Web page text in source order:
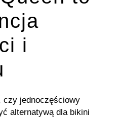
i
czy jednoczęściowy
alternatywą dla bikini